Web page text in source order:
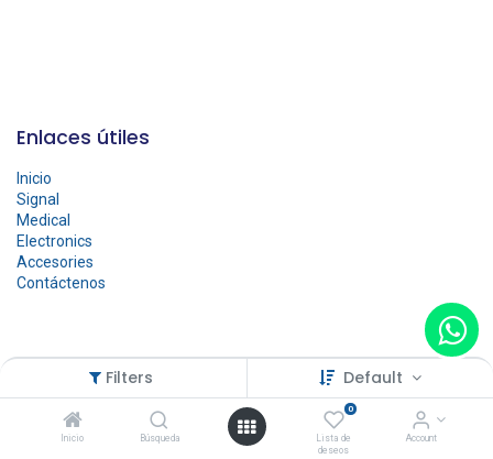
Filters Default
Inicio Búsqueda
0
Lista de
deseos
Account
Enlaces útiles
Inicio
Signal
Medical
Electronics
Accesories
Contáctenos
Sobre nosotros
Somos una empresa especializada en la venta de equipamiento
médico, sistemas de iluminación, sonido y soluciones electrónicas